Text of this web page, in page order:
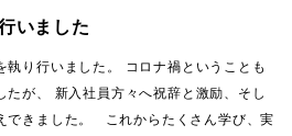
いました
執り行いました。 コロナ禍ということも
たが、 新入社員方々へ祝辞と激励、そし
できました。 これからたくさん学び、実